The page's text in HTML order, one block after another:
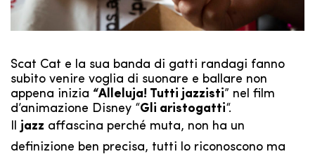
Scat Cat e la sua banda di gatti randagi fanno
subito venire voglia di suonare e ballare non
appena inizia “Alleluja! Tutti jazzisti” nel film
d’animazione Disney “Gli aristogatti“.
Il jazz affascina perché muta, non ha un
definizione ben precisa, tutti lo riconoscono ma